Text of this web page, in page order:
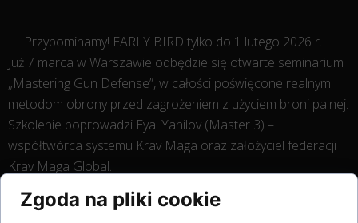
Przypominamy! EARLY BIRD tylko do 1 lutego 2026 r.
Już 7 marca w Warszawie odbędzie się otwarte seminarium
„Mastering Gun Defense”, w całości poświęcone realnym
metodom obrony przed zagrożeniem z użyciem broni palnej.
Szkolenie poprowadzi Eyal Yanilov (Master 3) –
współtwórca systemu Krav Maga oraz założyciel federacji
Krav Maga Global.
To wyjątkowa okazja, by trenować pod okiem jednej z
Zgoda na pliki cookie